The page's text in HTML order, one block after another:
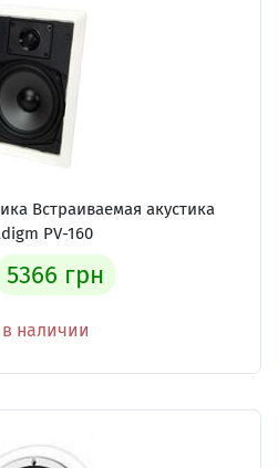
Встраиваемая акустика
PV-160
5366 грн
в наличии